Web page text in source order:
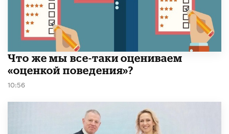
​Что же мы все-таки оцениваем
«оценкой поведения»?
10:56